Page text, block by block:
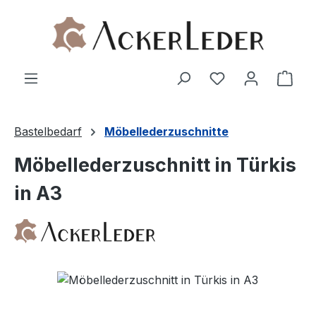
Zum Hauptinhalt springen
Bastelbedarf Möbellederzuschnitte
Möbellederzuschnitt in Türkis
in A3
Bildergalerie überspringen